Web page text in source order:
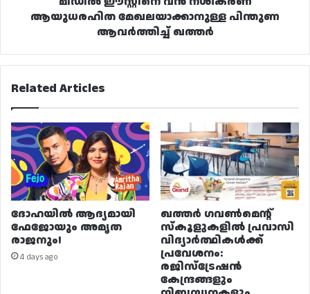
ആയുധരഹിത മേഖലയാക്കാനുള്ള പിന്തുണ
ആവർത്തിച്ച് ഖത്തർ
Related Articles
ദോഹയിൽ ആദ്യമായി
ഫേജോയും അമൃത
രാജനും!
4 days ago
ഖത്തർ ഗവൺമെന്റ്
സ്കൂളുകളിൽ പ്രവാസി
വിദ്യാർത്ഥികൾക്ക്
പ്രവേശനം:
രജിസ്ട്രേഷൻ
കേന്ദ്രങ്ങളും